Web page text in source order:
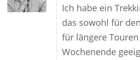
Ich habe ein
das sowohl für
für längere
Wochenende